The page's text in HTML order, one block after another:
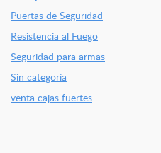
Puertas de Seguridad
Resistencia al Fuego
Seguridad para armas
Sin categoría
venta cajas fuertes